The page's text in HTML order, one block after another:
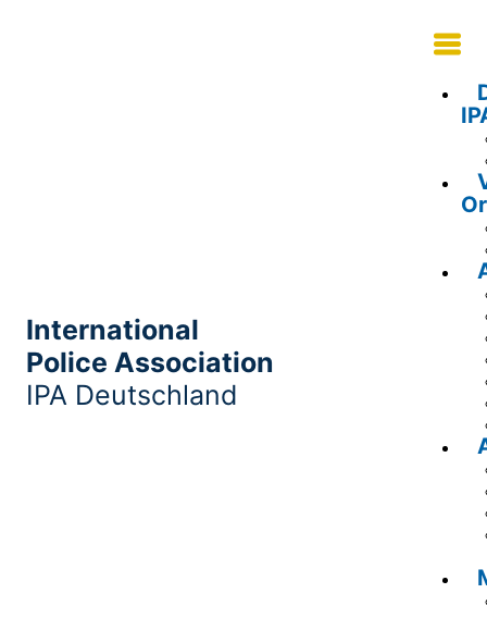
International
Police Association
IPA Deutschland